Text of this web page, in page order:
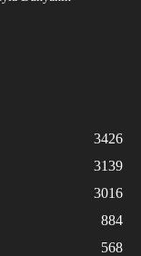
3426
3139
3016
884
568